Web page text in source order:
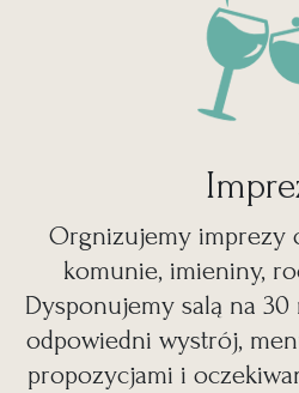
Orgnizujemy imprezy
komunie, imieniny,
Dysponujemy salą na
odpowiedni wystrój,
propozycjami i